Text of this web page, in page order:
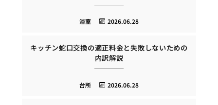
2026.06.28
浴室
キッチン蛇口交換の適正料金と失敗しないための
内訳解説
2026.06.28
台所